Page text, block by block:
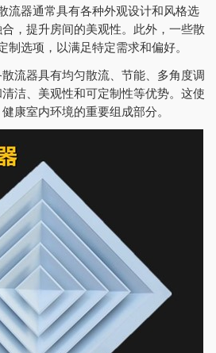
流器通常具有各种外观设计和风格选
，提升房间的美观性。此外，一些散
选项，以满足特定需求和偏好。
流器具有均匀散流、节能、多角度调
洁、美观性和可定制性等优势。这使
康室内环境的重要组成部分。